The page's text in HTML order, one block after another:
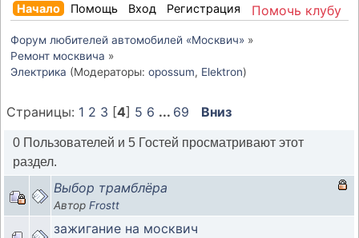
Помочь клубу
Начало Помощь Вход Регистрация
Форум любителей автомобилей «Москвич» »
Ремонт москвича »
Электрика (Модераторы: opossum, Elektron)
Страницы: 1 2 3 [4] 5 6 ... 69 Вниз
0 Пользователей и 5 Гостей просматривают этот
раздел.
Выбор трамблёра
Автор Frostt
зажигание на москвич